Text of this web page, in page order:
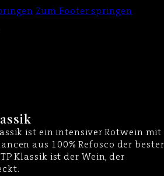
Zum Footer springen
ist ein intensiver Rotwein mit
aus 100% Refosco der
Klassik ist der Wein, der